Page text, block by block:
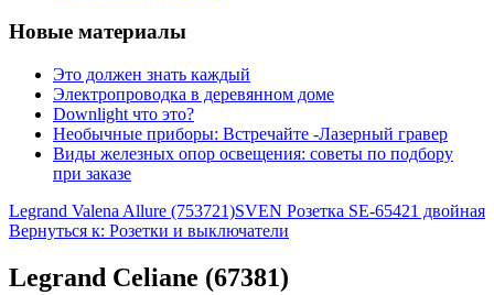
Новые материалы
Это должен знать каждый
Электропроводка в деревянном доме
Downlight что это?
Необычные приборы: Встречайте -Лазерный гравер
Виды железных опор освещения: советы по подбору
при заказе
Legrand Valena Allure (753721)SVEN Розетка SE-65421 двойная
Вернуться к: Розетки и выключатели
Legrand Celiane (67381)